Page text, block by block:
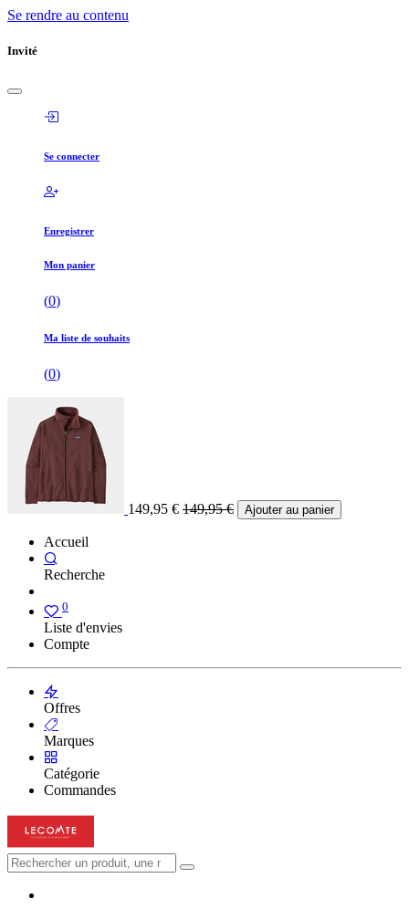
Se rendre au contenu
Invité
Se connecter
Enregistrer
Mon panier
(0)
Ma liste de souhaits
(0)
149,95 € 149,95€ Ajouter au panier
Accueil
Recherche
0
Liste d'envies
Compte
Offres
Marques
Catégorie
Commandes